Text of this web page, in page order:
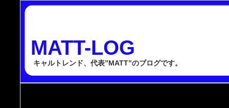
MATT-LOG
キャルトレンド、代表”MATT”のブログです。